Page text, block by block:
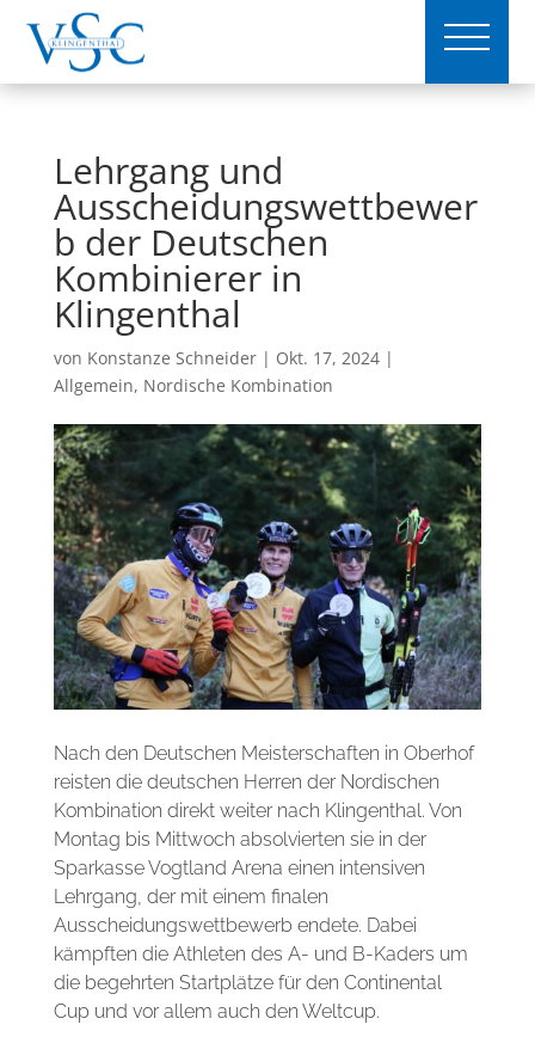
Lehrgang und
Ausscheidungswettbewer
b der Deutschen
Kombinierer in
Klingenthal
von Konstanze Schneider| Okt. 17, 2024|
Allgemein, Nordische Kombination
Nach den Deutschen Meisterschaften in Oberhof
reisten die deutschen Herren der Nordischen
Kombination direkt weiter nach Klingenthal. Von
Montag bis Mittwoch absolvierten sie in der
Sparkasse Vogtland Arena einen intensiven
Lehrgang, der mit einem finalen
Ausscheidungswettbewerb endete. Dabei
kämpften die Athleten des A- und B-Kaders um
die begehrten Startplätze für den Continental
Cup und vor allem auch den Weltcup.